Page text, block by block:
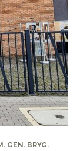
GEN. BRYG.